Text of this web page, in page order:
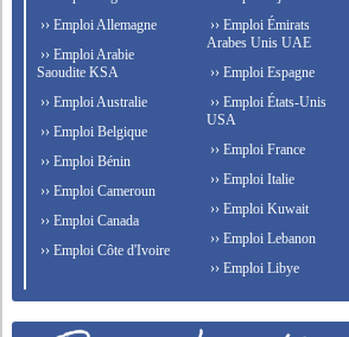
›› Emploi Allemagne
›› Emploi Arabie
Saoudite KSA
›› Emploi Australie
›› Emploi Belgique
›› Emploi Bénin
›› Emploi Cameroun
›› Emploi Canada
›› Emploi Côte d'Ivoire
›› Emploi Émirats
Arabes Unis UAE
›› Emploi Espagne
›› Emploi États-Unis
USA
›› Emploi France
›› Emploi Italie
›› Emploi Kuwait
›› Emploi Lebanon
›› Emploi Libye